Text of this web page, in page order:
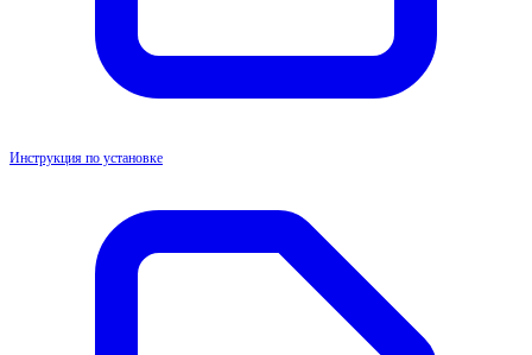
Инструкция по установке